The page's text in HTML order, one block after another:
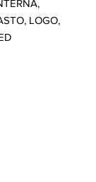
LOGO,